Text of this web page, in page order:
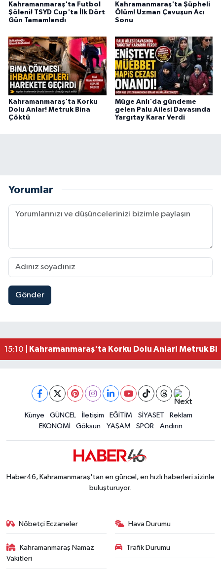
Kahramanmaraş'ta Futbol
Şöleni! TSYD Cup'ta İlk Dört
Gün Tamamlandı
Kahramanmaraş'ta Şüpheli
Ölüm! Uzman Çavuşun Acı
Sonu
Kahramanmaraş'ta Korku
Dolu Anlar! Metruk Bina
Çöktü
Müge Anlı'da gündeme
gelen Palu Ailesi Davasında
Yargıtay Karar Verdi
Yorumlar
Gönder
20:14 |Kahramanmaraş'ta Pusula Maraş Eğitim
15:10 |
Kahramanmaraş'ta Korku Dolu Anlar! Metruk
12:48 |Müge Anlı'da gündeme gelen Palu Ailesi
Kahramanmaraş'taki Okul Saldırısı Sonrası
Kahramanmaraş Ağustos Fuarı'nda Funda Arar
12:20 |Kahramanmaraş'ta Hacı Murat Caddesi Baştan
Kahramanmaraş'ta Madrigal Coşkusu! Fuar
12:06 |Kahramanmaraş'ta Said Bey Sitesi Davasında 3
Künye GÜNCEL İletişim EĞİTİM SİYASET
Reklam
EKONOMİ
Göksun YAŞAM SPOR Andırın
Haber46, Kahramanmaraş'tan en güncel, en hızlı haberleri sizinle
buluşturuyor.
Nöbetçi Eczaneler Hava Durumu
Kahramanmaraş Namaz
Vakitleri
Trafik Durumu
BİLİM VE TEKNOLOJİ
YARIŞMALAR
TANITIM
HABERDE İNSAN